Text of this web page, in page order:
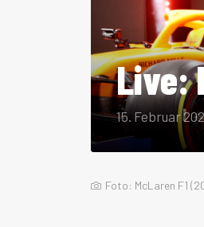
Live:
15. Februar
Foto: McLaren F1